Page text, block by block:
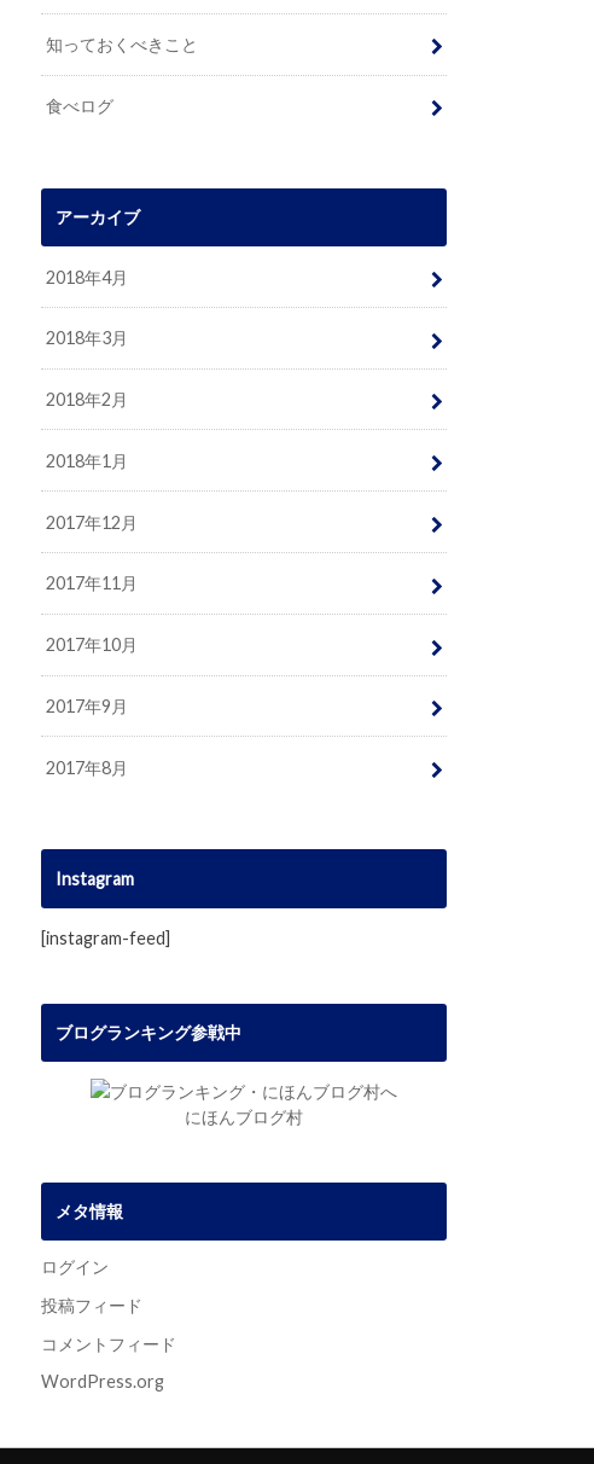
知っておくべきこと
食べログ
アーカイブ
2018年4月
2018年3月
2018年2月
2018年1月
2017年12月
2017年11月
2017年10月
2017年9月
2017年8月
Instagram
[instagram-feed]
ブログランキング参戦中
にほんブログ村
メタ情報
ログイン
投稿フィード
コメントフィード
WordPress.org